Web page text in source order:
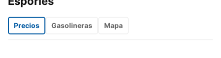
Precios Gasolineras Mapa